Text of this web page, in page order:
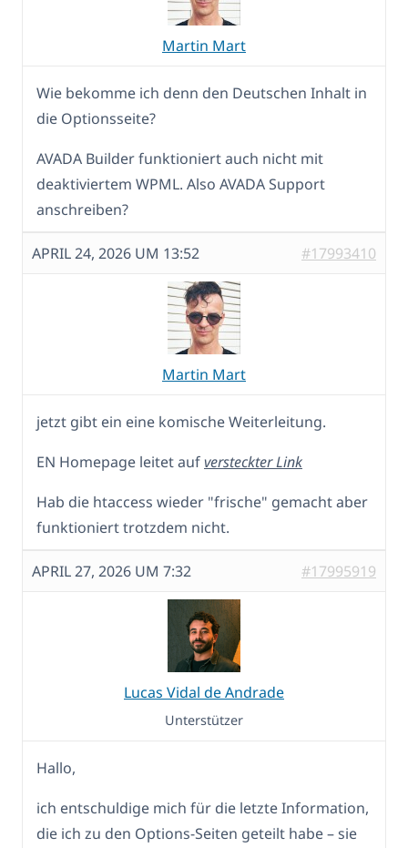
Martin Mart
Wie bekomme ich denn den Deutschen Inhalt in
die Optionsseite?
AVADA Builder funktioniert auch nicht mit
deaktiviertem WPML. Also AVADA Support
anschreiben?
APRIL 24, 2026 UM 13:52 #17993410
Martin Mart
jetzt gibt ein eine komische Weiterleitung.
EN Homepage leitet auf versteckter Link
Hab die htaccess wieder "frische" gemacht aber
funktioniert trotzdem nicht.
APRIL 27, 2026 UM 7:32 #17995919
Lucas Vidal de Andrade
Unterstützer
Hallo,
ich entschuldige mich für die letzte Information,
die ich zu den Options-Seiten geteilt habe – sie